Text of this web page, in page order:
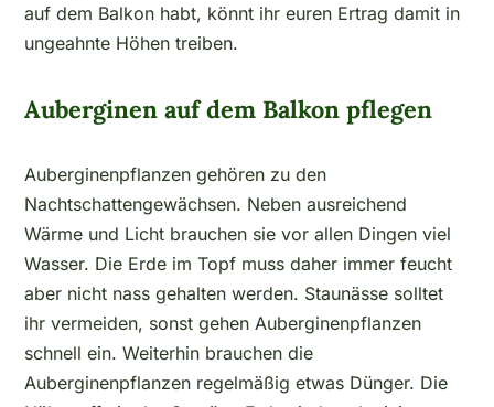
auf dem Balkon habt, könnt ihr euren Ertrag damit in
ungeahnte Höhen treiben.
Auberginen auf dem Balkon pflegen
Auberginenpflanzen gehören zu den
Nachtschattengewächsen. Neben ausreichend
Wärme und Licht brauchen sie vor allen Dingen viel
Wasser. Die Erde im Topf muss daher immer feucht
aber nicht nass gehalten werden. Staunässe solltet
ihr vermeiden, sonst gehen Auberginenpflanzen
schnell ein. Weiterhin brauchen die
Auberginenpflanzen regelmäßig etwas Dünger. Die